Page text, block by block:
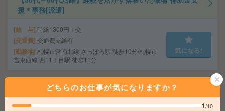
援＊事務[派遣]
給 与 時給1300円＋交
交通費 交通費支給有
勤務地 札幌市営南北線 さっぽろ駅 徒歩10分/札幌市
営東西線 西11丁目駅 徒歩11分
気になる!
【未経験OK！電話なし】4ケタの数字データ入力#1日3h
～OK#週2～[派遣]
どちらのお仕事が気になりますか？
1/10